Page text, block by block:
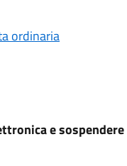
ordinaria
e